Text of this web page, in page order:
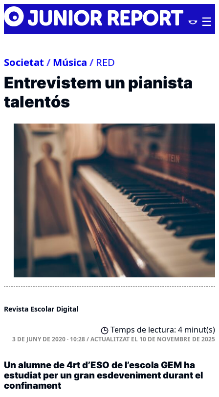
Skip
to
content
Junior
Report
Societat/Música / RED
Entrevistem un pianista
talentós
Revista Escolar Digital
Temps de lectura: 4 minut(s)
3 DE JUNY DE 2020 · 10:28/ACTUALITZAT EL 10 DE NOVEMBRE DE 2025
Un alumne de 4rt d’ESO de l’escola GEM ha
estudiat per un gran esdeveniment durant el
confinament